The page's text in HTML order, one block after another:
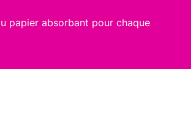
papier absorbant pour chaque